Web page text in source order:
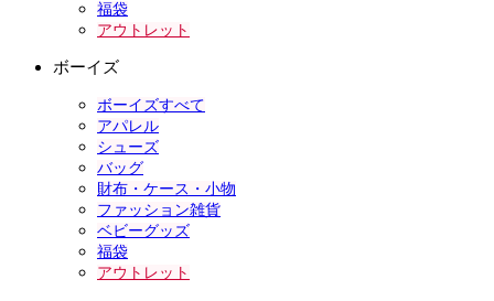
福袋
アウトレット
ボーイズ
ボーイズすべて
アパレル
シューズ
バッグ
財布・ケース・小物
ファッション雑貨
ベビーグッズ
福袋
アウトレット